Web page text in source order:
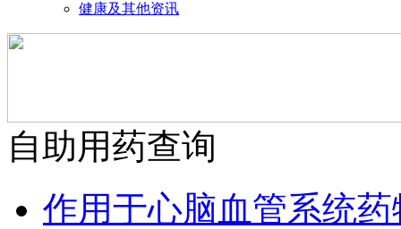
健康及其他资讯
自助用药查询
作用于心脑血管系统药